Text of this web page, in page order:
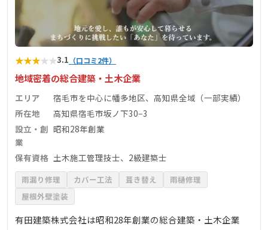
★★★★★3.1 （口コミ2件）
地域密着の総合建築・土木企業
エリア
宿毛市を中心に幡多地区、高知県全域（一部実績）
所在地
高知県宿毛市坂ノ下30−3
設立・創
業
昭和28年創業
保有資格 土木施工管理技士、2級建築士
雨漏り修理 カバー工法 葺き替え
雨樋修理
屋根外壁塗装
有田建築株式会社は昭和28年創業の総合建築・土木企業